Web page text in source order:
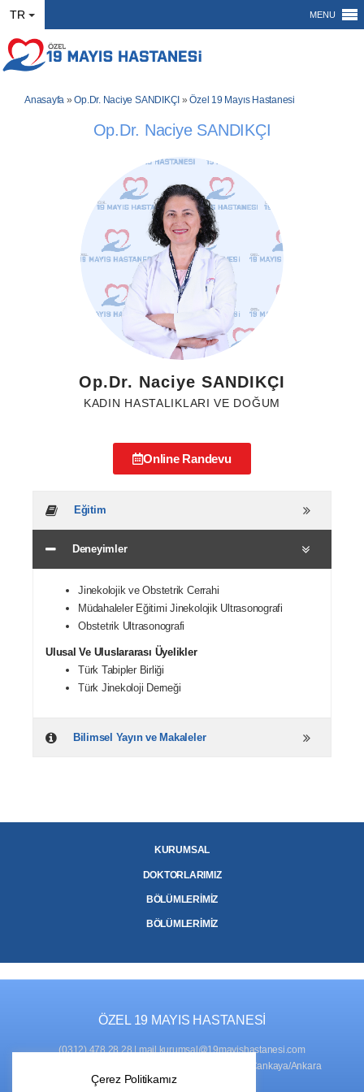
MENU
TR
Anasayfa »Op.Dr. Naciye SANDIKÇI »Özel 19 Mayıs Hastanesi
Op.Dr. Naciye SANDIKÇI
Op.Dr. Naciye SANDIKÇI
KADIN HASTALIKLARI VE DOĞUM
Online Randevu
Eğitim
Deneyimler
Jinekolojik ve Obstetrik Cerrahi
Müdahaleler Eğitimi Jinekolojik Ultrasonografi
Obstetrik Ultrasonografi
Ulusal Ve Uluslararası Üyelikler
Türk Tabipler Birliği
Türk Jinekoloji Derneği
Bilimsel Yayın ve Makaleler
KURUMSAL
DOKTORLARIMIZ
BÖLÜMLERİMİZ
BÖLÜMLERİMİZ
ÖZEL 19 MAYIS HASTANESİ
(0312) 478 28 28 | mail.kurumsal@19mayishastanesi.com
: Naci Çakır Mah., 761. Sok. No:2, 06450 Çankaya/Ankara
Çerez Politikamız